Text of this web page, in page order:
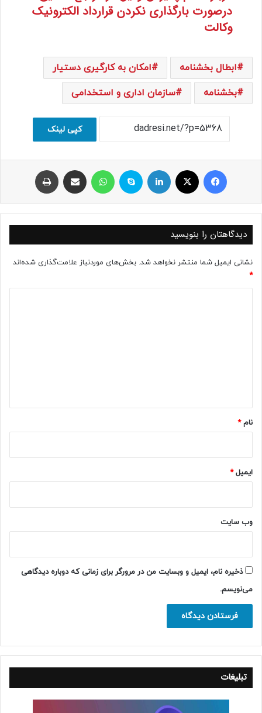
درصورت بارگذاری نکردن قرارداد الکترونیک
وکالت
ابطال بخشنامه
امکان به کارگیری دستیار
بخشنامه
سازمان اداری و استخدامی
کپی لینک
فیسبوک ایکس لینکداین اسکایپ واتس آپ اشتراک با ایمیل
دیدگاهتان را بنویسید
نشانی ایمیل شما منتشر نخواهد شد. بخش‌های موردنیاز علامت‌گذاری شده‌اند
*
نام*
ایمیل*
وب‌ سایت
ذخیره نام، ایمیل و وبسایت من در مرورگر برای زمانی که دوباره دیدگاهی
می‌نویسم.
تبلیغات